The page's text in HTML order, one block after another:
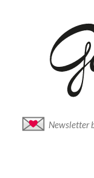
Newsletter